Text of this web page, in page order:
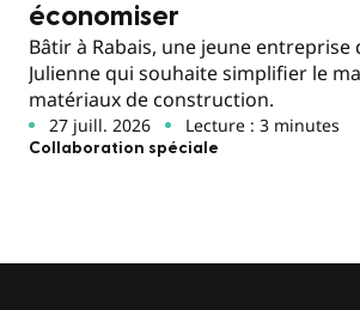
économiser
Bâtir à Rabais, une jeune entreprise
Julienne qui souhaite simplifier le
matériaux de construction.
27 juill. 2026 Lecture : 3 minutes
Collaboration spéciale